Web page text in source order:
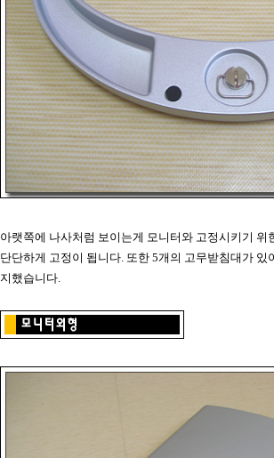
아랫쪽에 나사처럼 보이는게 모니터와 고정시키기
단단하게 고정이 됩니다. 또한 5개의 고무받침대가
지했습니다.